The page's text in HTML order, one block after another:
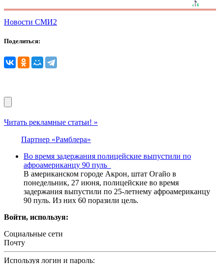
Новости СМИ2
Поделиться:
Читать рекламные статьи! »
Партнер «Рамблера»
Во время задержания полицейские выпустили по
афроамериканцу 90 пуль
В американском городе Акрон, штат Огайо в
понедельник, 27 июня, полицейские во время
задержания выпустили по 25-летнему афроамериканцу
90 пуль. Из них 60 поразили цель.
Войти, используя:
Социальные сети
Почту
Используя логин и пароль: